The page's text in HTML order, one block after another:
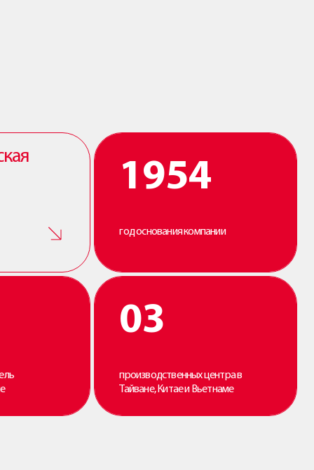
1954
год основания компании
03
производственных центра в
Тайване, Китае и Вьетнаме